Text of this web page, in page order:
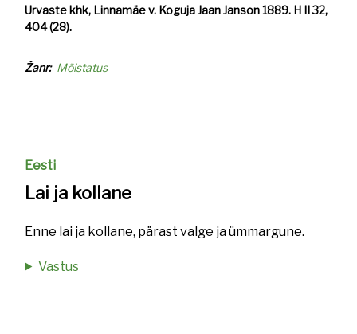
Urvaste khk, Linnamäe v. Koguja Jaan Janson 1889. H II 32,
404 (28).
Žanr Mõistatus
Eesti
Lai ja kollane
Enne lai ja kollane, pärast valge ja ümmargune.
Vastus